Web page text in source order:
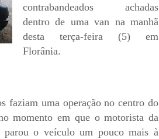
contrabandeados achadas
dentro de uma van na manhã
desta terça-feira (5) em
Florânia.
faziam uma operação no centro do
momento em que o motorista da
o veículo um pouco mais à